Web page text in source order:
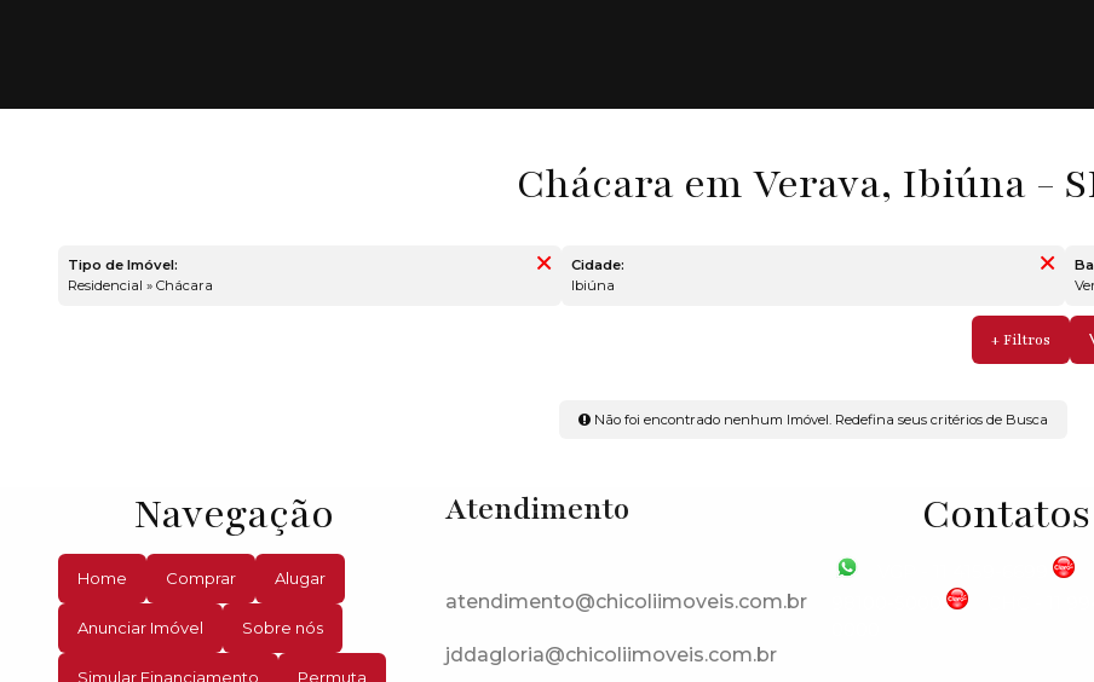
Chácara em Verava, Ibiúna -
Tipo de Imóvel:
Residencial » Chácara
Cidade:
Ibiúna
Não foi encontrado nenhum Imóvel. Redefina seus critérios de Busca
Navegação
Home Comprar Alugar
Anunciar Imóvel Sobre nós
Simular Financiamento Permuta
Atendimento
atendimento@chicoliimoveis.com.br
jddagloria@chicoliimoveis.com.br
Contatos